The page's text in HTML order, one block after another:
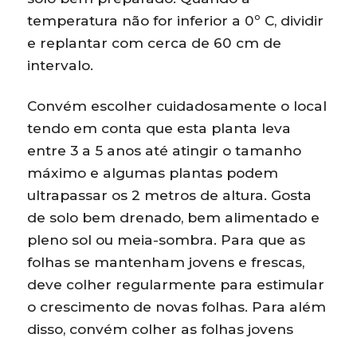
temperatura não for inferior a 0º C, dividir
e replantar com cerca de 60 cm de
intervalo.
Convém escolher cuidadosamente o local
tendo em conta que esta planta leva
entre 3 a 5 anos até atingir o tamanho
máximo e algumas plantas podem
ultrapassar os 2 metros de altura. Gosta
de solo bem drenado, bem alimentado e
pleno sol ou meia-sombra. Para que as
folhas se mantenham jovens e frescas,
deve colher regularmente para estimular
o crescimento de novas folhas. Para além
disso, convém colher as folhas jovens